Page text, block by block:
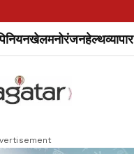
खेलमनोरंजनहेल्थव्यापार